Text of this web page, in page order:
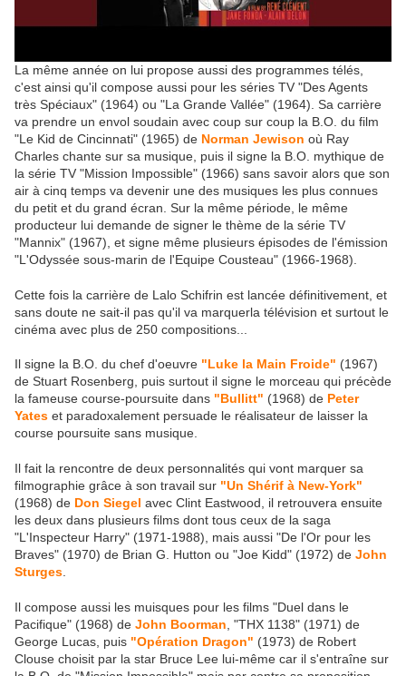
La même année on lui propose aussi des programmes télés,
c'est ainsi qu'il compose aussi pour les séries TV "Des Agents
très Spéciaux" (1964) ou "La Grande Vallée" (1964). Sa carrière
va prendre un envol soudain avec coup sur coup la B.O. du film
"Le Kid de Cincinnati" (1965) de Norman Jewison où Ray
Charles chante sur sa musique, puis il signe la B.O. mythique de
la série TV "Mission Impossible" (1966) sans savoir alors que son
air à cinq temps va devenir une des musiques les plus connues
du petit et du grand écran. Sur la même période, le même
producteur lui demande de signer le thème de la série TV
"Mannix" (1967), et signe même plusieurs épisodes de l'émission
"L'Odyssée sous-marin de l'Equipe Cousteau" (1966-1968).
Cette fois la carrière de Lalo Schifrin est lancée définitivement, et
sans doute ne sait-il pas qu'il va marquerla télévision et surtout le
cinéma avec plus de 250 compositions...
Il signe la B.O. du chef d'oeuvre "Luke la Main Froide" (1967)
de Stuart Rosenberg, puis surtout il signe le morceau qui précède
la fameuse course-poursuite dans "Bullitt" (1968) de Peter
Yates et paradoxalement persuade le réalisateur de laisser la
course poursuite sans musique.
Il fait la rencontre de deux personnalités qui vont marquer sa
filmographie grâce à son travail sur "Un Shérif à New-York"
(1968) de Don Siegel avec Clint Eastwood, il retrouvera ensuite
les deux dans plusieurs films dont tous ceux de la saga
"L'Inspecteur Harry" (1971-1988), mais aussi "De l'Or pour les
Braves" (1970) de Brian G. Hutton ou "Joe Kidd" (1972) de John
Sturges
Il compose aussi les muisques pour les films "Duel dans le
Pacifique" (1968) de John Boorman , "THX 1138" (1971) de
George Lucas, puis "Opération Dragon" (1973) de Robert
Clouse choisit par la star Bruce Lee lui-même car il s'entraîne sur